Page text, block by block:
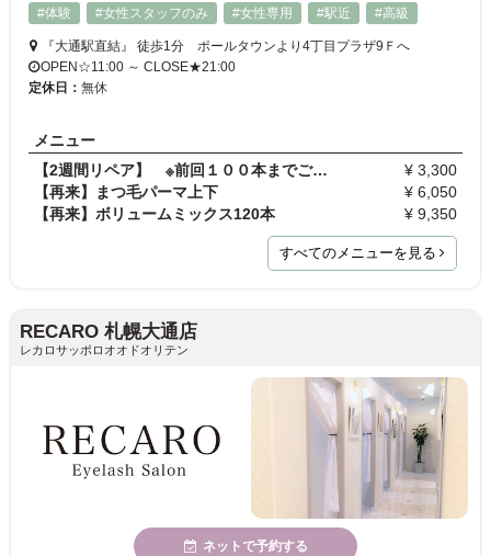
#体験
#女性スタッフのみ #女性専用 #駅近 #高級
『大通駅直結』 徒歩1分 ポールタウンより4丁目プラザ9Ｆへ
OPEN☆11:00 ～ CLOSE★21:00
定休日： 無休
メニュー
【2週間リペア】 ※前回１００本までご利用の方のみ…
¥ 3,300
【再来】まつ毛パーマ上下
¥ 6,050
【再来】ボリュームミックス120本
¥ 9,350
すべてのメニューを見る
RECARO 札幌大通店
レカロサッポロオオドオリテン
ネットで予約する